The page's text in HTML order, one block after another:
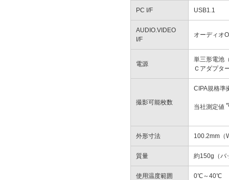
PC I/F USB1.1
AUDIO.VIDEO
I/F
オーディオ
電源
単三形電池
Ｃアダプタ
撮影可能枚数
CIPA規格準
当社測定値
外形寸法 100.2mm（
質量 約150g（バ
使用温度範囲 0℃～40℃